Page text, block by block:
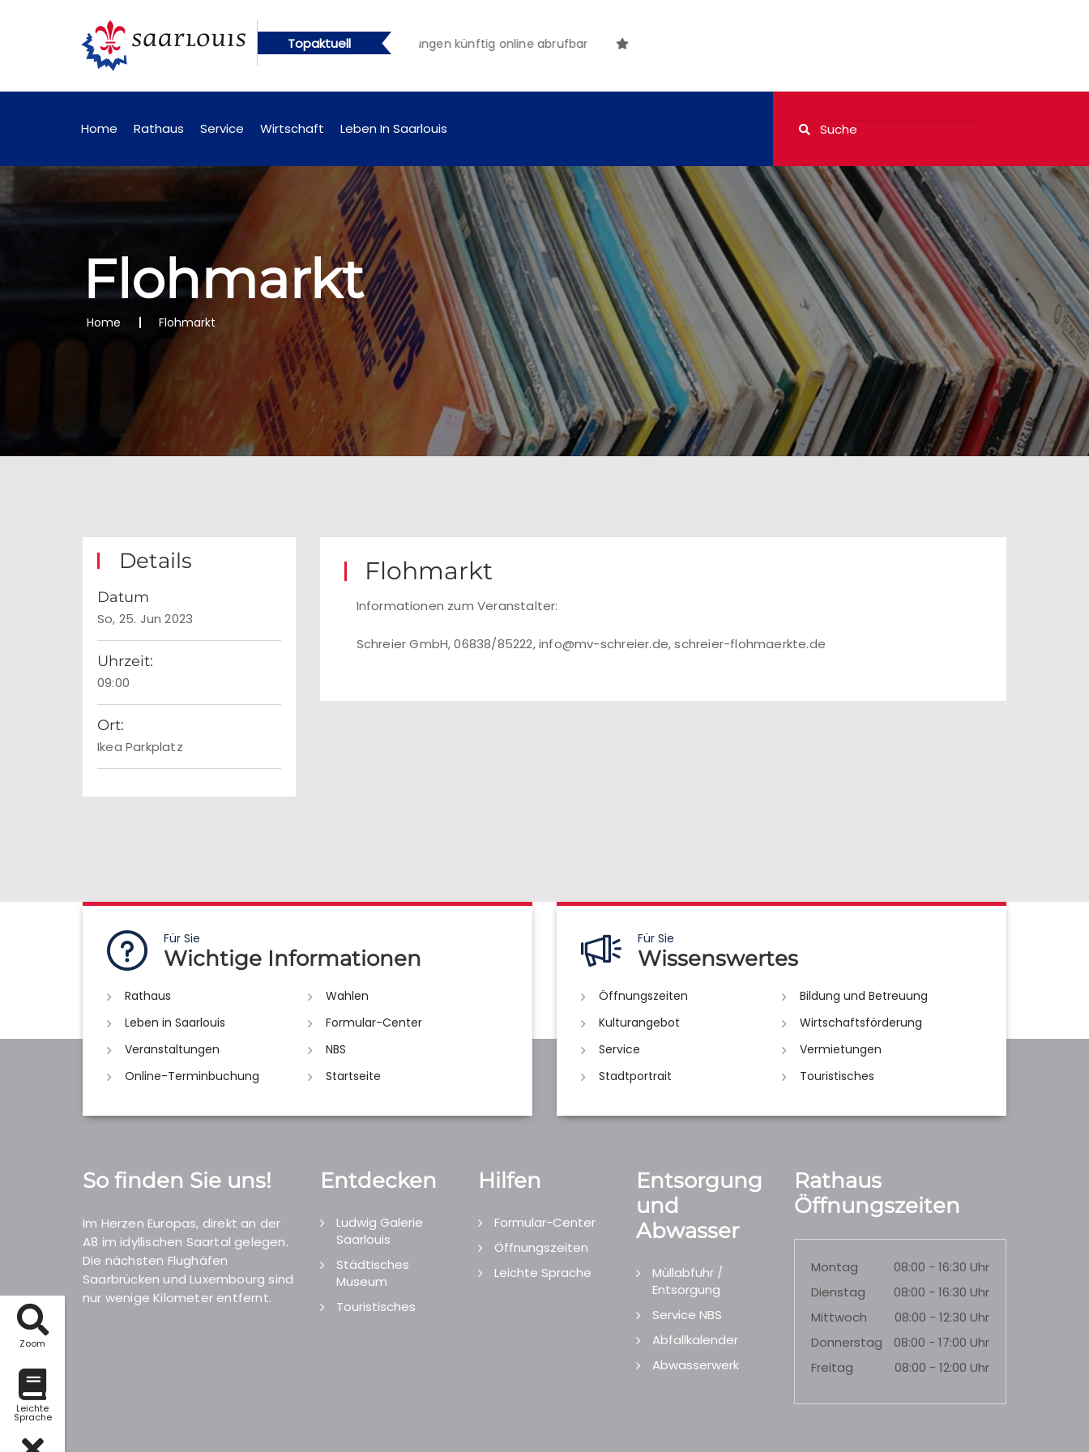
Zoom
Leichte
Sprache
Topaktuell
künftig online abrufbar Öffentliche Bekanntmachungen künftig online abrufbar
Home Rathaus Service Wirtschaft Leben In Saarlouis
Flohmarkt
Home Flohmarkt
Details
Datum
So, 25. Jun 2023
Uhrzeit:
09:00
Ort:
Ikea Parkplatz
Flohmarkt
Informationen zum Veranstalter:
Schreier GmbH, 06838/85222, info@mv-schreier.de, schreier-flohmaerkte.de
Für Sie
Wichtige Informationen
Rathaus
Wahlen
Leben in Saarlouis
Formular-Center
Veranstaltungen
NBS
Online-Terminbuchung
Startseite
Für Sie
Wissenswertes
Öffnungszeiten
Bildung und Betreuung
Kulturangebot
Wirtschaftsförderung
Service
Vermietungen
Stadtportrait
Touristisches
So finden Sie uns!
Im Herzen Europas, direkt an der
A8 im idyllischen Saartal gelegen.
Die nächsten Flughäfen
Saarbrücken und Luxembourg sind
nur wenige Kilometer entfernt.
Entdecken
Ludwig Galerie
Saarlouis
Städtisches
Museum
Touristisches
Hilfen
Formular-Center
Öffnungszeiten
Leichte Sprache
Entsorgung
und
Abwasser
Müllabfuhr /
Entsorgung
Service NBS
Abfallkalender
Abwasserwerk
Rathaus
Öffnungszeiten
Montag
08:00 - 16:30 Uhr
Dienstag
08:00 - 16:30 Uhr
Mittwoch
08:00 - 12:30 Uhr
Donnerstag
08:00 - 17:00 Uhr
Freitag
08:00 - 12:00 Uhr